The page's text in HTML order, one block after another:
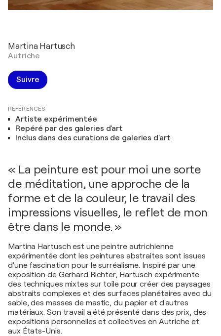
Martina Hartusch
Autriche
Suivre
RÉFÉRENCES
Artiste expérimentée
Repéré par des galeries d'art
Inclus dans des curations de galeries d'art
« La peinture est pour moi une sorte
de méditation, une approche de la
forme et de la couleur, le travail des
impressions visuelles, le reflet de mon
être dans le monde. »
Martina Hartusch est une peintre autrichienne
expérimentée dont les peintures abstraites sont issues
d'une fascination pour le surréalisme. Inspiré par une
exposition de Gerhard Richter, Hartusch expérimente
des techniques mixtes sur toile pour créer des paysages
abstraits complexes et des surfaces planétaires avec du
sable, des masses de mastic, du papier et d'autres
matériaux. Son travail a été présenté dans des prix, des
expositions personnelles et collectives en Autriche et
aux États-Unis.